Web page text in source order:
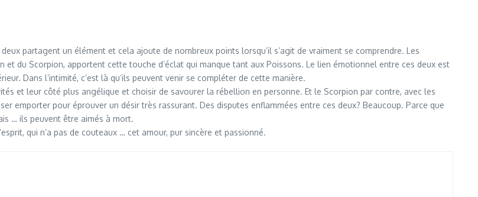
partagent un élément et cela ajoute de nombreux points lorsqu’il s’agit de vraiment se comprendre. Les
du Scorpion, apportent cette touche d’éclat qui manque tant aux Poissons. Le lien émotionnel entre ces deux est
Dans l’intimité, c’est là qu’ils peuvent venir se compléter de cette manière.
et leur côté plus angélique et choisir de savourer la rébellion en personne. Et le Scorpion par contre, avec les
emporter pour éprouver un désir très rassurant. Des disputes enflammées entre ces deux? Beaucoup. Parce que
… ils peuvent être aimés à mort.
qui n’a pas de couteaux … cet amour, pur sincère et passionné.